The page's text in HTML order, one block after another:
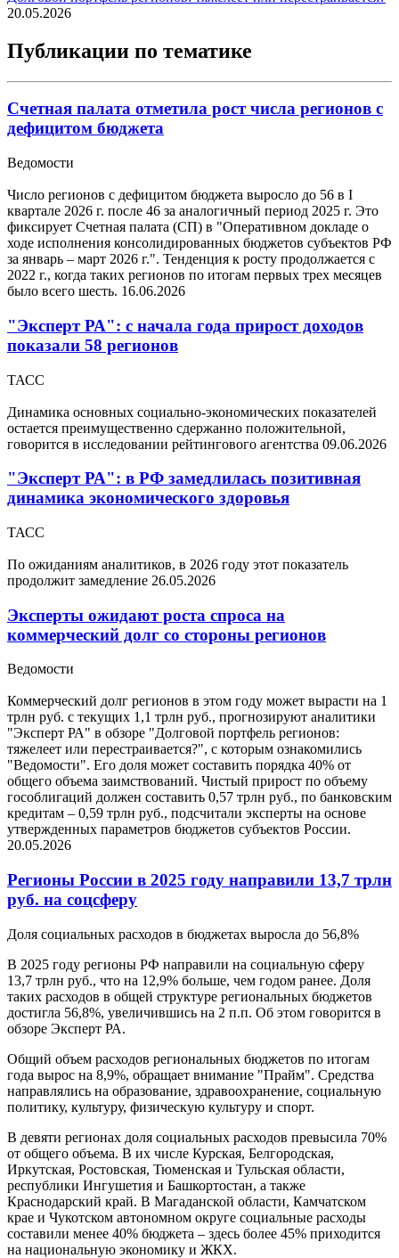
20.05.2026
Публикации по тематике
Счетная палата отметила рост числа регионов с
дефицитом бюджета
Ведомости
Число регионов с дефицитом бюджета выросло до 56 в I
квартале 2026 г. после 46 за аналогичный период 2025 г. Это
фиксирует Счетная палата (СП) в "Оперативном докладе о
ходе исполнения консолидированных бюджетов субъектов РФ
за январь – март 2026 г.". Тенденция к росту продолжается с
2022 г., когда таких регионов по итогам первых трех месяцев
было всего шесть. 16.06.2026
"Эксперт РА": с начала года прирост доходов
показали 58 регионов
ТАСС
Динамика основных социально-экономических показателей
остается преимущественно сдержанно положительной,
говорится в исследовании рейтингового агентства 09.06.2026
"Эксперт РА": в РФ замедлилась позитивная
динамика экономического здоровья
ТАСС
По ожиданиям аналитиков, в 2026 году этот показатель
продолжит замедление 26.05.2026
Эксперты ожидают роста спроса на
коммерческий долг со стороны регионов
Ведомости
Коммерческий долг регионов в этом году может вырасти на 1
трлн руб. с текущих 1,1 трлн руб., прогнозируют аналитики
"Эксперт РА" в обзоре "Долговой портфель регионов:
тяжелеет или перестраивается?", с которым ознакомились
"Ведомости". Его доля может составить порядка 40% от
общего объема заимствований. Чистый прирост по объему
гособлигаций должен составить 0,57 трлн руб., по банковским
кредитам – 0,59 трлн руб., подсчитали эксперты на основе
утвержденных параметров бюджетов субъектов России.
20.05.2026
Регионы России в 2025 году направили 13,7 трлн
руб. на соцсферу
Доля социальных расходов в бюджетах выросла до 56,8%
В 2025 году регионы РФ направили на социальную сферу
13,7 трлн руб., что на 12,9% больше, чем годом ранее. Доля
таких расходов в общей структуре региональных бюджетов
достигла 56,8%, увеличившись на 2 п.п. Об этом говорится в
обзоре Эксперт РА.
Общий объем расходов региональных бюджетов по итогам
года вырос на 8,9%, обращает внимание "Прайм". Средства
направлялись на образование, здравоохранение, социальную
политику, культуру, физическую культуру и спорт.
В девяти регионах доля социальных расходов превысила 70%
от общего объема. В их числе Курская, Белгородская,
Иркутская, Ростовская, Тюменская и Тульская области,
республики Ингушетия и Башкортостан, а также
Краснодарский край. В Магаданской области, Камчатском
крае и Чукотском автономном округе социальные расходы
составили менее 40% бюджета – здесь более 45% приходится
на национальную экономику и ЖКХ.